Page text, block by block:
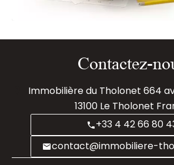
Contactez-
Immobilière du Tholonet 664
13100Le Tholonet
+33 4 42 66 80
contact@immobiliere-